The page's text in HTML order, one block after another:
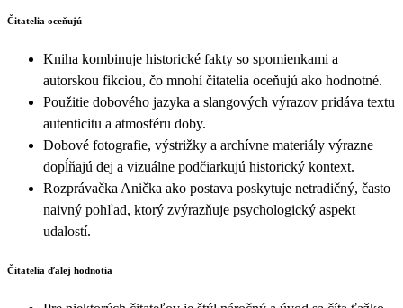
Čitatelia oceňujú
Kniha kombinuje historické fakty so spomienkami a
autorskou fikciou, čo mnohí čitatelia oceňujú ako hodnotné.
Použitie dobového jazyka a slangových výrazov pridáva textu
autenticitu a atmosféru doby.
Dobové fotografie, výstrižky a archívne materiály výrazne
dopĺňajú dej a vizuálne podčiarkujú historický kontext.
Rozprávačka Anička ako postava poskytuje netradičný, často
naivný pohľad, ktorý zvýrazňuje psychologický aspekt
udalostí.
Čitatelia ďalej hodnotia